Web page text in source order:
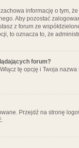
informację o tym,
Aby pozostać
z forum ze
to oznacza to, że
forum?
tę opcję i Twoja
Przejdź na stronę